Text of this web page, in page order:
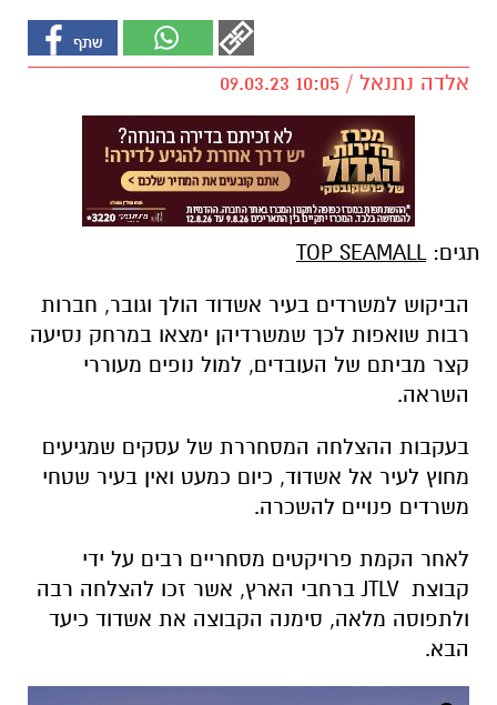
אלדה נתנאל / 10:05 09.03.23
תגים:TOP SEAMALL
הביקוש למשרדים בעיר אשדוד הולך וגובר, חברות
רבות שואפות לכך שמשרדיהן ימצאו במרחק נסיעה
קצר מביתם של העובדים, למול נופים מעוררי
השראה.
בעקבות ההצלחה המסחררת של עסקים שמגיעים
מחוץ לעיר אל אשדוד, כיום כמעט ואין בעיר שטחי
משרדים פנויים להשכרה.
לאחר הקמת פרויקטים מסחריים רבים על ידי
קבוצתJTLVברחבי הארץ, אשר זכו להצלחה רבה
ולתפוסה מלאה, סימנה הקבוצה את אשדוד כיעד
הבא.